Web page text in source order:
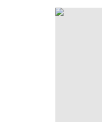
Exposition –